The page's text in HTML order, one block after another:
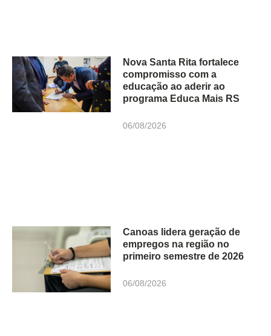
Nova Santa Rita fortalece
compromisso com a
educação ao aderir ao
programa Educa Mais RS
06/08/2026
Canoas lidera geração de
empregos na região no
primeiro semestre de 2026
06/08/2026